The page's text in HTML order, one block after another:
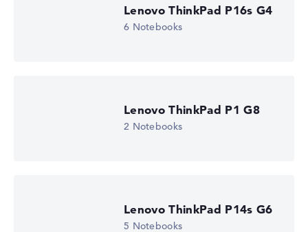
Lenovo ThinkPad P16s G4
6 Notebooks
Lenovo ThinkPad P1 G8
2 Notebooks
Lenovo ThinkPad P14s G6
5 Notebooks